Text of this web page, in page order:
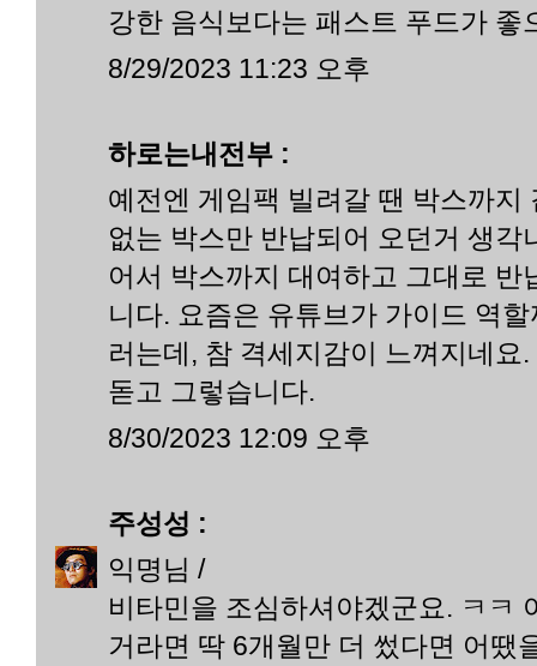
강한 음식보다는 패스트 푸드가 좋
8/29/2023 11:23 오후
하로는내전부 :
예전엔 게임팩 빌려갈 땐 박스까
없는 박스만 반납되어 오던거 생
어서 박스까지 대여하고 그대로
니다. 요즘은 유튜브가 가이드 역
러는데, 참 격세지감이 느껴지네
돋고 그렇습니다.
8/30/2023 12:09 오후
주성성 :
익명님 /
비타민을 조심하셔야겠군요. ㅋㅋ
거라면 딱 6개월만 더 썼다면 어땠